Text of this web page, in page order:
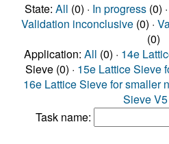
State: All (0) · In progress(0) ·
Validation inconclusive(0) ·
(0)
Application: All (0) · 14e
Sieve (0) · 15e Lattice Sieve
16e Lattice Sieve for smaller
Sieve V5
Task name: